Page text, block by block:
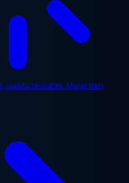
waktu terbatas. Mulai dari